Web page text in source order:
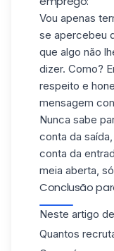
Vou apenas
se apercebeu
que algo não
dizer. Como?
respeito e
mensagem
Nunca sabe
conta da
conta da
meia aberta,
Conclusão
Neste artigo
Quantos